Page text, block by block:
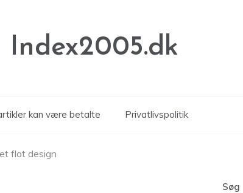
Index2005.dk
kan være betalte Privatlivspolitik
flot design
Søg